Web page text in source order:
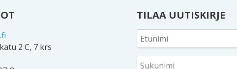
2 C, 7 krs
TILAA UUTISKIRJE